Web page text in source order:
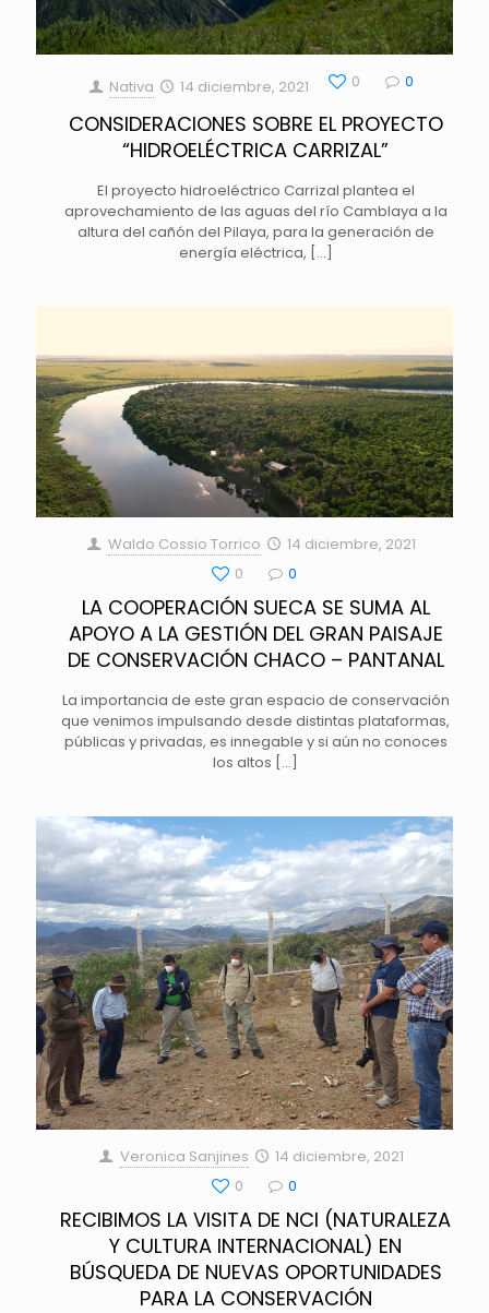
Nativa 14 diciembre, 2021 0 0
CONSIDERACIONES SOBRE EL PROYECTO
“HIDROELÉCTRICA CARRIZAL”
El proyecto hidroeléctrico Carrizal plantea el
aprovechamiento de las aguas del río Camblaya a la
altura del cañón del Pilaya, para la generación de
energía eléctrica, […]
Waldo Cossio Torrico
14 diciembre, 2021
0
0
LA COOPERACIÓN SUECA SE SUMA AL
APOYO A LA GESTIÓN DEL GRAN PAISAJE
DE CONSERVACIÓN CHACO – PANTANAL
La importancia de este gran espacio de conservación
que venimos impulsando desde distintas plataformas,
públicas y privadas, es innegable y si aún no conoces
los altos […]
Veronica Sanjines
14 diciembre, 2021
0
0
RECIBIMOS LA VISITA DE NCI (NATURALEZA
Y CULTURA INTERNACIONAL) EN
BÚSQUEDA DE NUEVAS OPORTUNIDADES
PARA LA CONSERVACIÓN